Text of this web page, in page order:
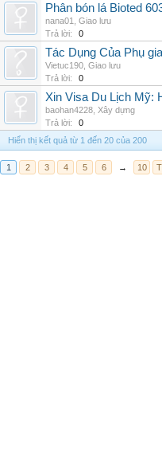
Phân bón lá Bioted
nana01
Giao lưu
Trả lời:
0
Tác Dụng Của Phụ
Vietuc190 Giao lưu
Trả lời:
0
Xin Visa Du Lịch Mỹ:
baohan4228 Xây dựng
Trả lời:
0
Hiển thị kết quả từ 1 đến 20 của 200
1 2 3 4 5 6 → 10